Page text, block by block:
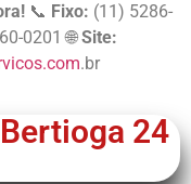
📞 Fixo: (11) 5286-
0201 🌐Site:
.br
24